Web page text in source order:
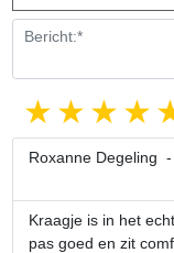
3
2
1 star
Roxanne Degeling -
Kraagje is in het
pas goed en zit